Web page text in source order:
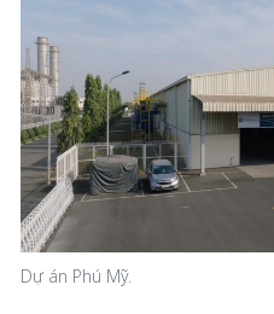
Dự án Phú Mỹ.